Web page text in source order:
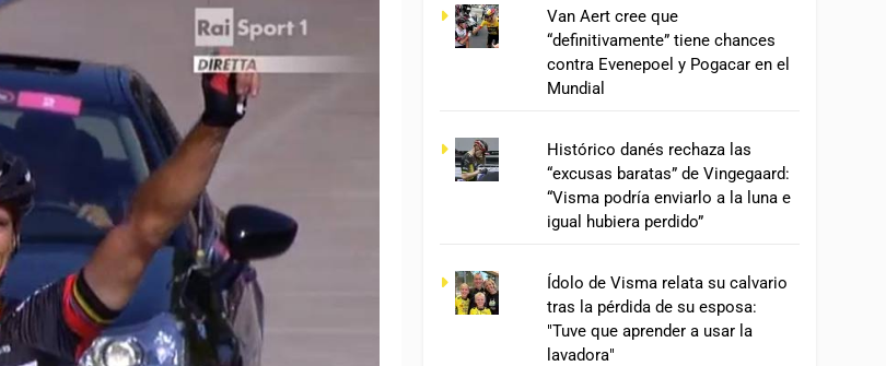
Van Aert cree que
“definitivamente” tiene chances
contra Evenepoel y Pogacar en el
Mundial
Histórico danés rechaza las
“excusas baratas” de Vingegaard:
“Visma podría enviarlo a la luna e
igual hubiera perdido”
Ídolo de Visma relata su calvario
tras la pérdida de su esposa:
"Tuve que aprender a usar la
lavadora"